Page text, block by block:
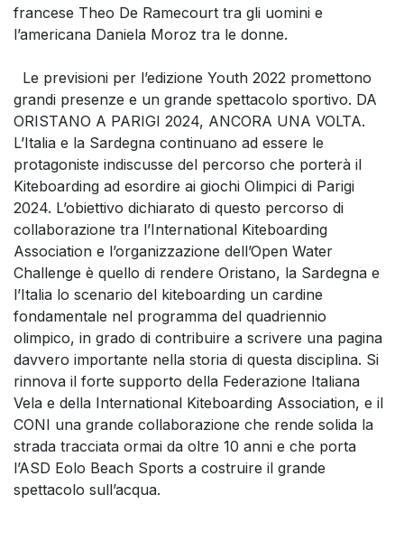
francese Theo De Ramecourt tra gli uomini e
l’americana Daniela Moroz tra le donne.
Le previsioni per l’edizione Youth 2022 promettono
grandi presenze e un grande spettacolo sportivo. DA
ORISTANO A PARIGI 2024, ANCORA UNA VOLTA.
L’Italia e la Sardegna continuano ad essere le
protagoniste indiscusse del percorso che porterà il
Kiteboarding ad esordire ai giochi Olimpici di Parigi
2024. L’obiettivo dichiarato di questo percorso di
collaborazione tra l’International Kiteboarding
Association e l’organizzazione dell’Open Water
Challenge è quello di rendere Oristano, la Sardegna e
l’Italia lo scenario del kiteboarding un cardine
fondamentale nel programma del quadriennio
olimpico, in grado di contribuire a scrivere una pagina
davvero importante nella storia di questa disciplina. Si
rinnova il forte supporto della Federazione Italiana
Vela e della International Kiteboarding Association, e il
CONI una grande collaborazione che rende solida la
strada tracciata ormai da oltre 10 anni e che porta
l’ASD Eolo Beach Sports a costruire il grande
spettacolo sull’acqua.